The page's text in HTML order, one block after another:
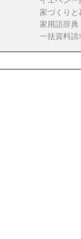
家づくりと
家用語辞典
一括資料請